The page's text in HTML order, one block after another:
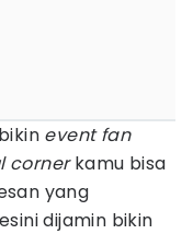
event fan
cornerkamu bisa
yang
dijamin bikin